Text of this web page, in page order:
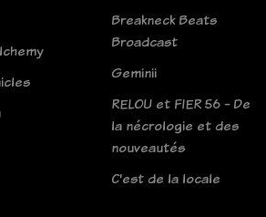
Breakneck Beats
Broadcast
Geminii
RELOU et FIER 56 - De
la nécrologie et des
nouveautés
C'est de la locale